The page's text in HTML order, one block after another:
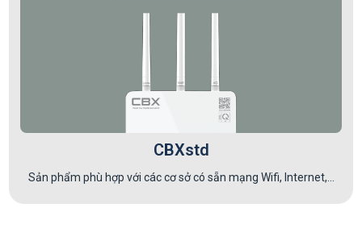
CBXstd
Sản phẩm phù hợp với các cơ sở có sẵn mạng Wifi, Internet,...